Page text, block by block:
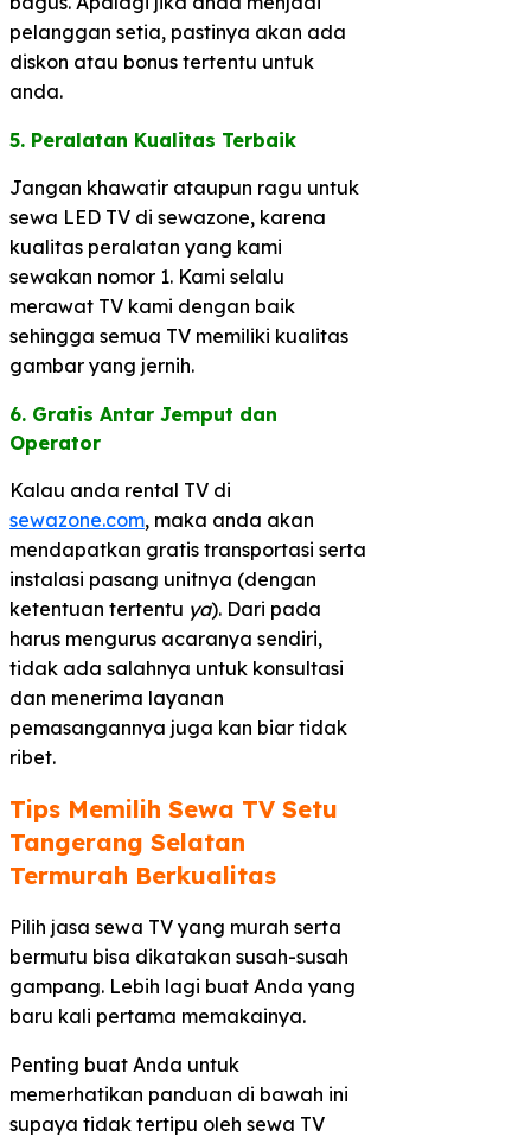
pelanggan setia, pastinya akan ada
diskon atau bonus tertentu untuk
anda.
5. Peralatan Kualitas Terbaik​
Jangan khawatir ataupun ragu untuk
sewa LED TV di sewazone, karena
kualitas peralatan yang kami
sewakan nomor 1. Kami selalu
merawat TV kami dengan baik
sehingga semua TV memiliki kualitas
gambar yang jernih.
6. Gratis Antar Jemput dan
Operator​
Kalau anda rental TV di
sewazone.com, maka anda akan
mendapatkan gratis transportasi serta
instalasi pasang unitnya (dengan
ketentuan tertentu ya). Dari pada
harus mengurus acaranya sendiri,
tidak ada salahnya untuk konsultasi
dan menerima layanan
pemasangannya juga kan biar tidak
ribet.
Tips Memilih Sewa TV Setu
Tangerang Selatan
Termurah Berkualitas​
Pilih jasa sewa TV yang murah serta
bermutu bisa dikatakan susah-susah
gampang. Lebih lagi buat Anda yang
baru kali pertama memakainya.
Penting buat Anda untuk
memerhatikan panduan di bawah ini
supaya tidak tertipu oleh sewa TV